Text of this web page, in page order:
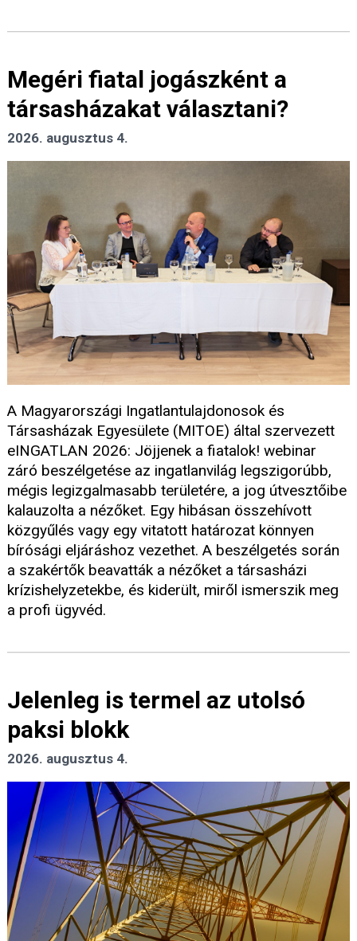
Megéri fiatal jogászként a
társasházakat választani?
2026. augusztus 4.
A Magyarországi Ingatlantulajdonosok és
Társasházak Egyesülete (MITOE) által szervezett
eINGATLAN 2026: Jöjjenek a fiatalok! webinar
záró beszélgetése az ingatlanvilág legszigorúbb,
mégis legizgalmasabb területére, a jog útvesztőibe
kalauzolta a nézőket. Egy hibásan összehívott
közgyűlés vagy egy vitatott határozat könnyen
bírósági eljáráshoz vezethet. A beszélgetés során
a szakértők beavatták a nézőket a társasházi
krízishelyzetekbe, és kiderült, miről ismerszik meg
a profi ügyvéd.
Jelenleg is termel az utolsó
paksi blokk
2026. augusztus 4.